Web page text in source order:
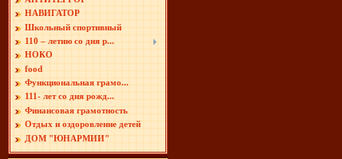
НАВИГАТОР
Школьный спортивный
110 – летию со дня р...
НОКО
food
Функциональная грамо...
111- лет со дня рожд...
Финансовая грамотность
Отдых и оздоровление детей
ДОМ "ЮНАРМИИ"